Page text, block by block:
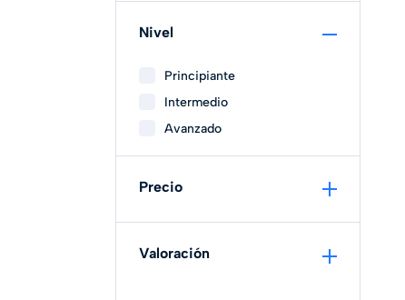
Nivel
Principiante
Intermedio
Avanzado
Precio
Valoración